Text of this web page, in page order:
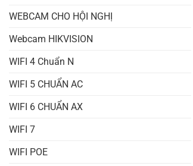
WEBCAM CHO HỘI NGHỊ
Webcam HIKVISION
WIFI 4 Chuẩn N
WIFI 5 CHUẨN AC
WIFI 6 CHUẨN AX
WIFI 7
WIFI POE